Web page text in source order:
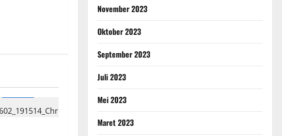
November 2023
Oktober 2023
September 2023
Juli 2023
Mei 2023
Maret 2023